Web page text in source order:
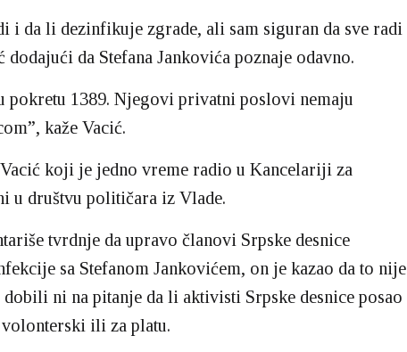
i da li dezinfikuje zgrade, ali sam siguran da sve radi
dodajući da Stefana Jankovića poznaje odavno.
pokretu 1389. Njegovi privatni poslovi nemaju
kaže Vacić.
koji je jedno vreme radio u Kancelariji za
u društvu političara iz Vlade.
tvrdnje da upravo članovi Srpske desnice
sa Stefanom Jankovićem, on je kazao da to nije
ni na pitanje da li aktivisti Srpske desnice posao
ili za platu.